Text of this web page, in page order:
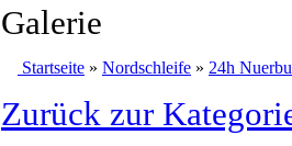
Galerie
Startseite » Nordschleife » 24h
Zurück zur